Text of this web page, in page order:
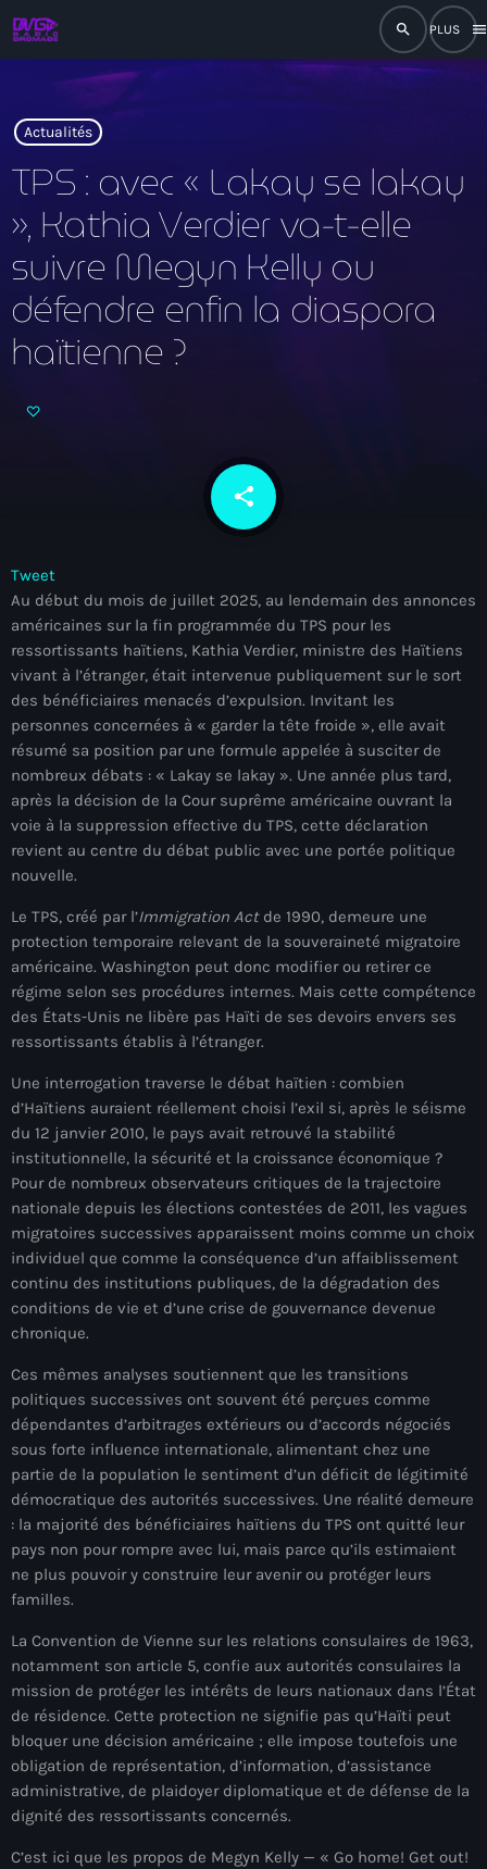
search
menu
close
play_arrow RADIO DROMAGE
Accueil
Programmation
Actualités
Blog Grid Sidebar
Contact
Archives
août 2026
juillet 2026
juin 2026
mai 2026
avril 2026
mars 2026
février 2026
janvier 2026
décembre 2025
novembre 2025
octobre 2025
septembre 2025
août 2025
juillet 2025
mai 2025
avril 2025
mars 2025
février 2025
janvier 2025
décembre 2024
novembre 2024
octobre 2024
Actualités
TPS : avec « Lakay se lakay
», Kathia Verdier va-t-elle
suivre Megyn Kelly ou
défendre enfin la diaspora
haïtienne ?
share
email
Tweet
Au début du mois de juillet 2025, au lendemain des annonces
américaines sur la fin programmée du TPS pour les
ressortissants haïtiens, Kathia Verdier, ministre des Haïtiens
vivant à l’étranger, était intervenue publiquement sur le sort
des bénéficiaires menacés d’expulsion. Invitant les
personnes concernées à « garder la tête froide », elle avait
résumé sa position par une formule appelée à susciter de
nombreux débats : « Lakay se lakay ». Une année plus tard,
après la décision de la Cour suprême américaine ouvrant la
voie à la suppression effective du TPS, cette déclaration
revient au centre du débat public avec une portée politique
nouvelle.
Le TPS, créé par l’Immigration Actde 1990, demeure une
protection temporaire relevant de la souveraineté migratoire
américaine. Washington peut donc modifier ou retirer ce
régime selon ses procédures internes. Mais cette compétence
des États-Unis ne libère pas Haïti de ses devoirs envers ses
ressortissants établis à l’étranger.
Une interrogation traverse le débat haïtien : combien
d’Haïtiens auraient réellement choisi l’exil si, après le séisme
du 12 janvier 2010, le pays avait retrouvé la stabilité
institutionnelle, la sécurité et la croissance économique ?
Pour de nombreux observateurs critiques de la trajectoire
nationale depuis les élections contestées de 2011, les vagues
migratoires successives apparaissent moins comme un choix
individuel que comme la conséquence d’un affaiblissement
continu des institutions publiques, de la dégradation des
conditions de vie et d’une crise de gouvernance devenue
chronique.
Ces mêmes analyses soutiennent que les transitions
politiques successives ont souvent été perçues comme
dépendantes d’arbitrages extérieurs ou d’accords négociés
sous forte influence internationale, alimentant chez une
partie de la population le sentiment d’un déficit de légitimité
démocratique des autorités successives. Une réalité demeure
: la majorité des bénéficiaires haïtiens du TPS ont quitté leur
pays non pour rompre avec lui, mais parce qu’ils estimaient
ne plus pouvoir y construire leur avenir ou protéger leurs
familles.
La Convention de Vienne sur les relations consulaires de 1963,
notamment son article 5, confie aux autorités consulaires la
mission de protéger les intérêts de leurs nationaux dans l’État
de résidence. Cette protection ne signifie pas qu’Haïti peut
bloquer une décision américaine ; elle impose toutefois une
obligation de représentation, d’information, d’assistance
administrative, de plaidoyer diplomatique et de défense de la
dignité des ressortissants concernés.
C’est ici que les propos de Megyn Kelly — « Go home! Get out!